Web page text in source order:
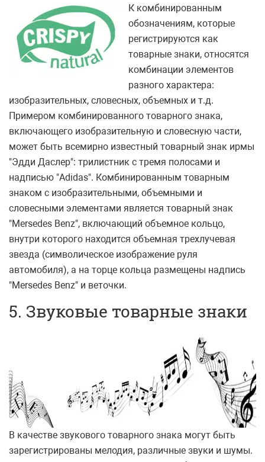
К комбинированным
обозначениям, которые
регистрируются как
товарные знаки, относятся
комбинации элементов
разного характера:
изобразительных, словесных, объемных и т.д.
Примером комбинированного товарного знака,
включающего изобразительную и словесную части,
может быть всемирно известный товарный знак ирмы
"Эдди Даслер": трилистник с тремя полосами и
надписью "Adidas". Комбинированным товарным
знаком с изобразительными, объемными и
словесными элементами является товарный знак
"Mersedes Benz", включающий объемное кольцо,
внутри которого находится объемная трехлучевая
звезда (символическое изображение руля
автомобиля), а на торце кольца размещены надпись
"Mersedes Benz" и веточки.
5. Звуковые товарные знаки
В качестве звукового товарного знака могут быть
зарегистрированы мелодия, различные звуки и шумы.